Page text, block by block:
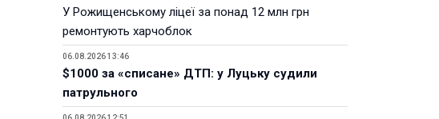
У Рожищенському ліцеї за понад 12 млн грн
ремонтують харчоблок
06.08.2026 13:46
$1000 за «списане» ДТП: у Луцьку судили
патрульного